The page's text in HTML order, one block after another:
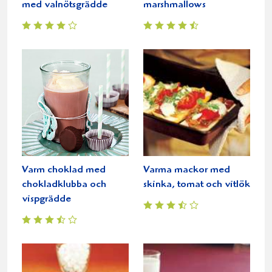
med valnötsgrädde marshmallows
Varm choklad med
chokladklubba och
vispgrädde
Varma mackor med
skinka, tomat och vitlök